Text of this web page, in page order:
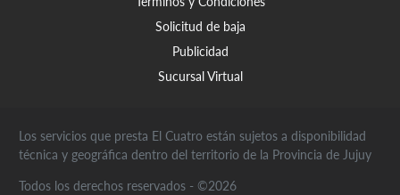
Solicitud de baja
Publicidad
Sucursal Virtual
Los servicios que presta El Cuatro están sujetos a disponibilidad
técnica y geográfica dentro del territorio de la Provincia de Jujuy
Todos los derechos reservados - ©2026